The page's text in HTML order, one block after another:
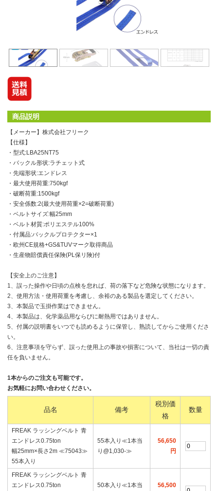
商品説明
【メーカー】株式会社フリーク
【仕様】
・型式:LBA25NT75
・バックル形状:ラチェット式
・先端形状:エンドレス
・最大使用荷重:750kgf
・破断荷重:1500kgf
・安全係数:2(最大使用荷重×2=破断荷重)
・ベルトサイズ:幅25mm
・ベルト材質:ポリエステル100%
・付属品:バックルプロテクター×1
・欧州CE規格+GS&TUVマーク取得商品
・生産物賠償責任保険(PL保リ険)付
【安全上のご注意】
1、誤った操作や日頃の点検を怠れば、荷の落下など危険な状態になります。
2、使用方法・使用荷重を考慮し、余裕のある製品を選定してください。
3、本製品で玉掛作業はできません。
4、本製品は、化学薬品用ならびに耐熱用ではありません。
5、付属の説明書をいつでも読めるように保管し、熟読してからご使用くださ
い。
6、注意事項を守らず、誤った使用上の事故や損害について、当社は一切の責
任を負いません。
1本からのご注文も可能です。
お気軽にお問い合わせください。
品名 備考
税別価
格
数量
FREAK ラッシングベルト 青
エンドレス0.75ton
幅25mm×長さ2m ≪75043≫
55本入り
55本入り≪1本当
り@1,030‐≫
56,650
円
FREAK ラッシングベルト 青
エンドレス0.75ton
50本入り≪1本当
56,500